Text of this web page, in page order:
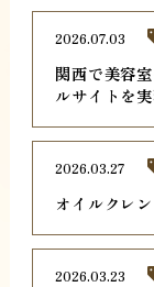
関西で美容
ルサイトを
2026.07.03
オイルクレ
2026.03.27
2026.03.23